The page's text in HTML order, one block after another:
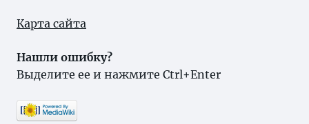
Карта сайта
Нашли ошибку?
Выделите ее и нажмите Ctrl+Enter